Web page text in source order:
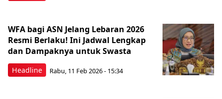
Headline
WFA bagi ASN Jelang Lebaran 2026
Resmi Berlaku! Ini Jadwal Lengkap
dan Dampaknya untuk Swasta
Rabu, 11 Feb 2026 - 15:34